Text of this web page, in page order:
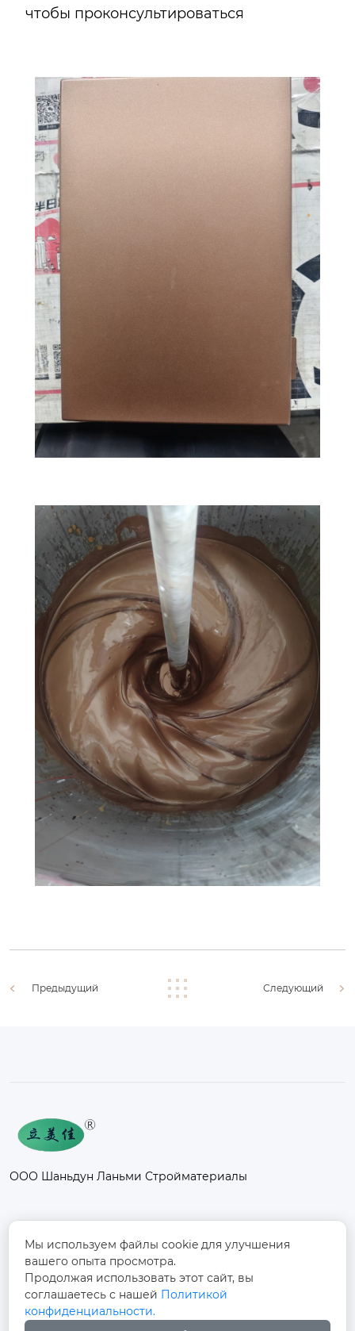
чтобы проконсультироваться
Предыдущий Следующий
ООО Шаньдун Ланьми Стройматериалы

Промышленный парк Фанси, к северу от
дороги Дуншоу, улица Фанси, поселок
Фанси, город Юйчэн, город Дэчжоу,
провинция Шаньдун
Мы используем файлы cookie для улучшения
вашего опыта просмотра.
Продолжая использовать этот сайт, вы
соглашаетесь с нашей Политикой
конфиденциальности.